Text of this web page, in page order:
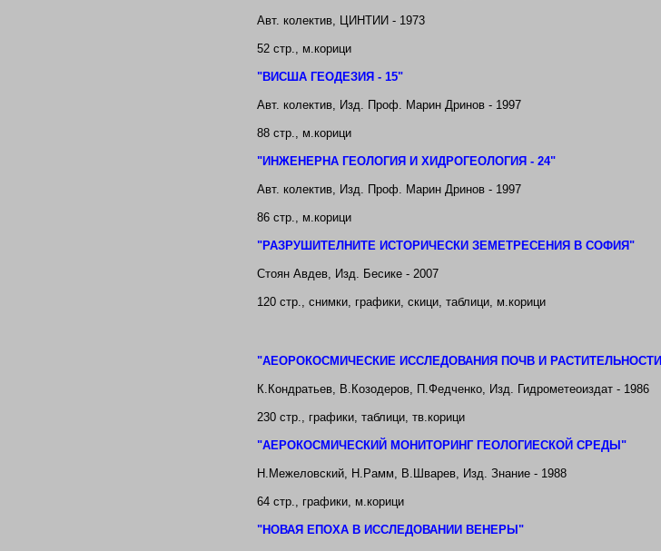
Авт. колектив, ЦИНТИИ - 1973
52 стр., м.корици
"ВИСША ГЕОДЕЗИЯ - 15"
Авт. колектив, Изд. Проф. Марин Дринов - 1997
88 стр., м.корици
"ИНЖЕНЕРНА ГЕОЛОГИЯ И ХИДРОГЕОЛОГИЯ - 24"
Авт. колектив, Изд. Проф. Марин Дринов - 1997
86 стр., м.корици
"РАЗРУШИТЕЛНИТЕ ИСТОРИЧЕСКИ ЗЕМЕТРЕСЕНИЯ В СОФИЯ"
Стоян Авдев, Изд. Бесике - 2007
120 стр., снимки, графики, скици, таблици, м.корици
"АЕОРОКОСМИЧЕСКИЕ ИССЛЕДОВАНИЯ ПОЧВ И РАСТИТЕЛЬНОСТИ
К.Кондратьев, В.Козодеров, П.Федченко, Изд. Гидрометеоиздат - 1986
230 стр., графики, таблици, тв.корици
"АЕРОКОСМИЧЕСКИЙ МОНИТОРИНГ ГЕОЛОГИЕСКОЙ СРЕДЬ I"
Н.Межеловский, Н.Рамм, В.Шварев, Изд. Знание - 1988
64 стр., графики, м.корици
"НОВАЯ ЕПОХА В ИССЛЕДОВАНИИ ВЕНЕРЬ I"